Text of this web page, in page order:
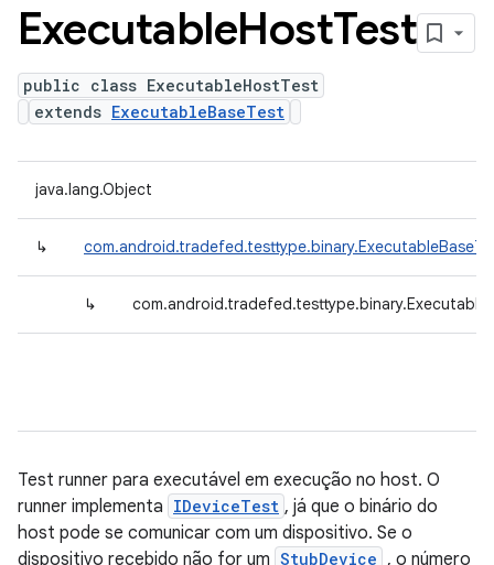
ExecutableHostTest
public class ExecutableHostTest
extends ExecutableBaseTest
java.lang.Object
↳
↳
Test runner para executável em execução no host. O
runner implementa IDeviceTest , já que o binário do
host pode se comunicar com um dispositivo. Se o
dispositivo recebido não for um StubDevice , o número